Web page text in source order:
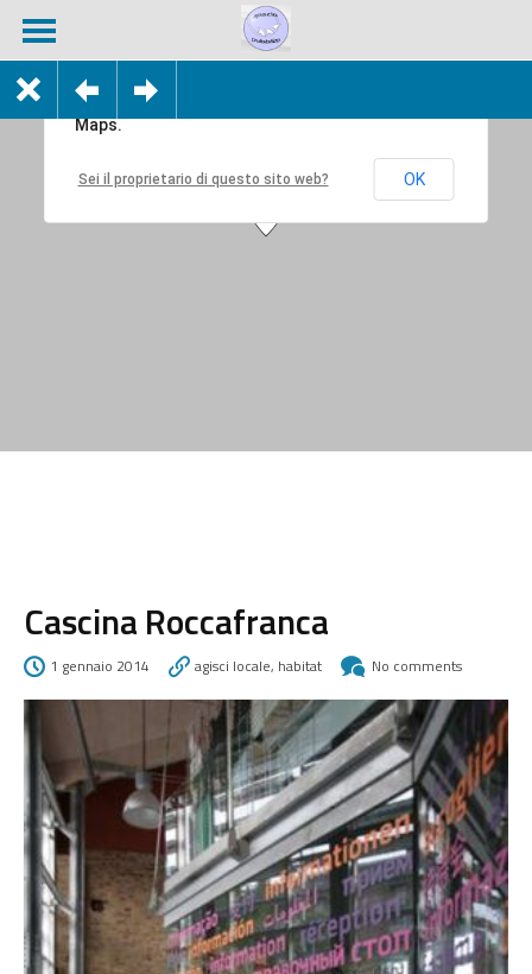
Cascina Roccafranca
1 gennaio 2014 agisci locale, habitat No comments